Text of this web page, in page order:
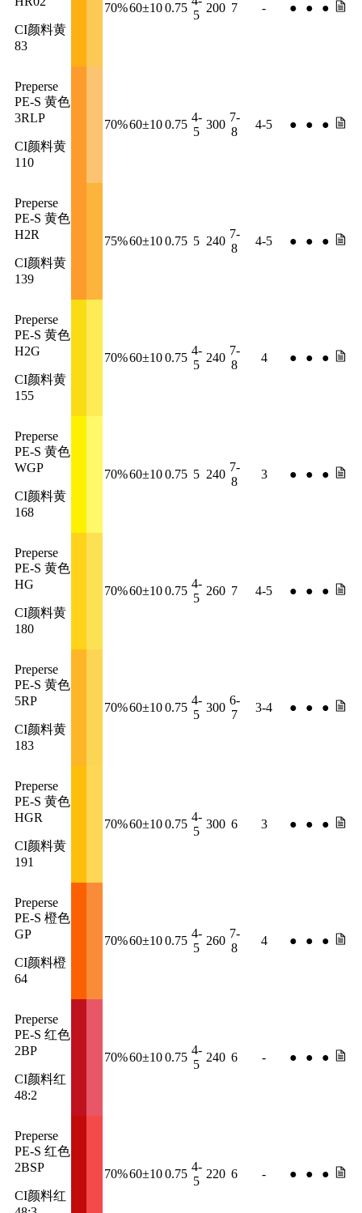
CI颜料黄
83
70%60±100.75
5
200 7 - ● ● ●
Preperse
PE-S 黄色
3RLP
CI颜料黄
110
70%60±100.75
4-
5
300
7-
8
4-5 ● ● ●
Preperse
PE-S 黄色
H2R
CI颜料黄
139
75%60±100.75 5 240
7-
8
4-5 ● ● ●
Preperse
PE-S 黄色
H2G
CI颜料黄
155
70%60±100.75
4-
5
240
7-
8
4 ● ● ●
Preperse
PE-S 黄色
WGP
CI颜料黄
168
70%60±100.75 5 240
7-
8
3 ● ● ●
Preperse
PE-S 黄色
HG
CI颜料黄
180
70%60±100.75
4-
5
260 7 4-5 ● ● ●
Preperse
PE-S 黄色
5RP
CI颜料黄
183
70%60±100.75
4-
5
300
6-
7
3-4 ● ● ●
Preperse
PE-S 黄色
HGR
CI颜料黄
191
70%60±100.75
4-
5
300 6 3 ● ● ●
Preperse
PE-S 橙色
GP
CI颜料橙
64
70%60±100.75
4-
5
260
7-
8
4 ● ● ●
Preperse
PE-S 红色
2BP
CI颜料红
48:2
70%60±100.75
4-
5
240 6 - ● ● ●
Preperse
PE-S 红色
2BSP
CI颜料红
70%60±100.75
4-
5
220 6 - ● ● ●